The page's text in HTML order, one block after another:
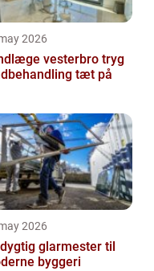
2026
vesterbro tryg
tæt på
2026
glarmester til
byggeri